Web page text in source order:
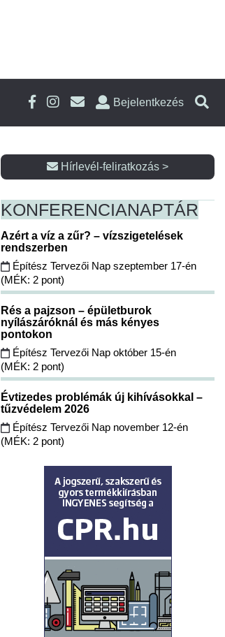
Bejelentkezés
Hírlevél-feliratkozás >
KONFERENCIANAPTÁR
Azért a víz a zűr? – vízszigetelések
rendszerben
Építész Tervezői Nap szeptember 17-én
(MÉK: 2 pont)
Rés a pajzson – épületburok
nyílászáróknál és más kényes
pontokon
Építész Tervezői Nap október 15-én
(MÉK: 2 pont)
Évtizedes problémák új kihívásokkal –
tűzvédelem 2026
Építész Tervezői Nap november 12-én
(MÉK: 2 pont)